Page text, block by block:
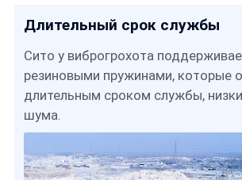
Длительный срок службы
Сито у виброгрохота
резиновыми пружинами, которые
длительным сроком службы,
шума.